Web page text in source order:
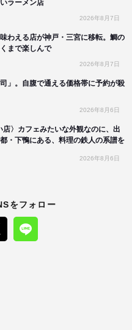
ラーメン店
2026年8月7日
わえる店が神戸・三宮に移転。鯛の
まで楽しんで
2026年8月7日
」。自腹で通える価格帯に予約が殺
2026年8月6日
店〉カフェみたいな外観なのに、出
・下鴨にある、料理の鉄人の系譜を
2026年8月6日
をフォロー